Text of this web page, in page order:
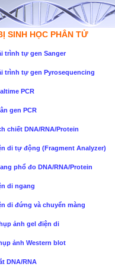
SINH HỌC PHÂN TỬ
trình tự gen Sanger
trình tự gen Pyrosequencing
PCR
gen PCR
chiết DNA/RNA/Protein
di tự động (Fragment Analyzer)
phổ đo DNA/RNA/Protein
di ngang
di đứng và chuyển màng
ảnh gel điện di
ảnh Western blot
DNA/RNA